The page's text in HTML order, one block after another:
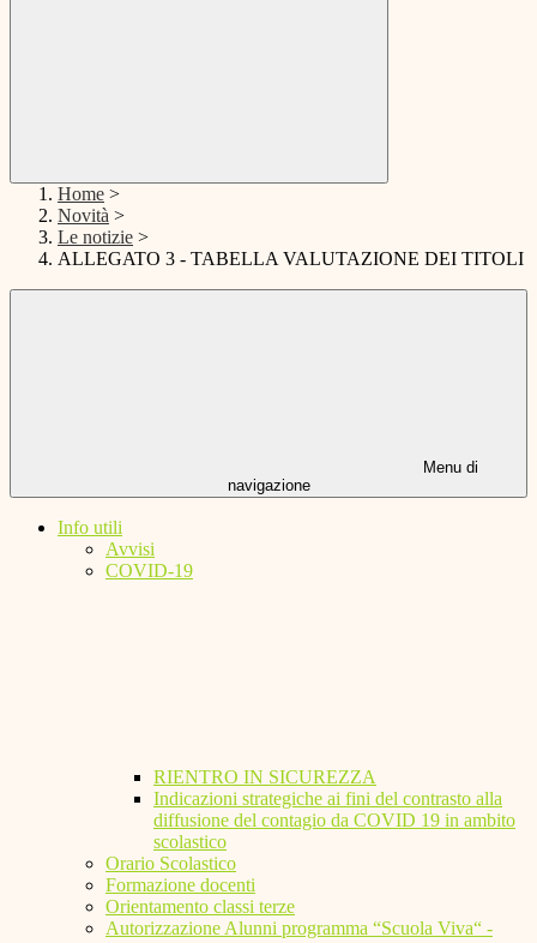
Home >
Novità >
Le notizie >
ALLEGATO 3 - TABELLA VALUTAZIONE DEI TITOLI
Menu di
navigazione
Info utili
Avvisi
COVID-19
RIENTRO IN SICUREZZA
Indicazioni strategiche ai fini del contrasto alla
diffusione del contagio da COVID 19 in ambito
scolastico
Orario Scolastico
Formazione docenti
Orientamento classi terze
Autorizzazione Alunni programma “Scuola Viva“ -